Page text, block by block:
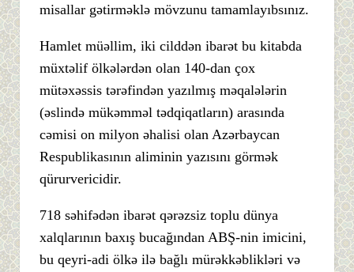
misallar gətirməklə mövzunu tamamlayıbsınız.
Hamlet müəllim, iki cilddən ibarət bu kitabda
müxtəlif ölkələrdən olan 140-dan çox
mütəxəssis tərəfindən yazılmış məqalələrin
(əslində mükəmməl tədqiqatların) arasında
cəmisi on milyon əhalisi olan Azərbaycan
Respublikasının aliminin yazısını görmək
qürurvericidir.
718 səhifədən ibarət qərəzsiz toplu dünya
xalqlarının baxış bucağından ABŞ-nin imicini,
bu qeyri-adi ölkə ilə bağlı mürəkkəblikləri və